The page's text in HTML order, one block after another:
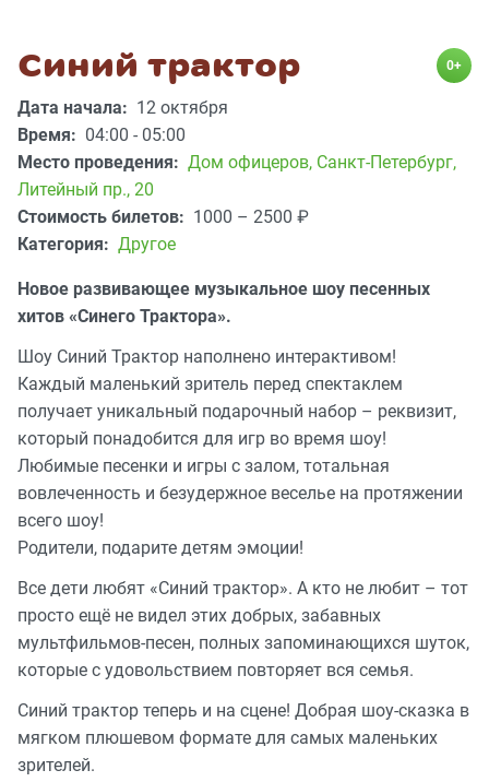
Cиний трактор 0+
Дата начала: 12 октября
Время: 04:00 - 05:00
Место проведения: Дом офицеров, Санкт-Петербург,
Литейный пр., 20
Стоимость билетов: 1000 – 2500 ₽
Категория: Другое
Новое развивающее музыкальное шоу песенных
хитов «Синего Трактора».
Шоу Синий Трактор наполнено интерактивом!
Каждый маленький зритель перед спектаклем
получает уникальный подарочный набор – реквизит,
который понадобится для игр во время шоу!
Любимые песенки и игры с залом, тотальная
вовлеченность и безудержное веселье на протяжении
всего шоу!
Родители, подарите детям эмоции!
Все дети любят «Синий трактор». А кто не любит – тот
просто ещё не видел этих добрых, забавных
мультфильмов-песен, полных запоминающихся шуток,
которые с удовольствием повторяет вся семья.
Синий трактор теперь и на сцене! Добрая шоу-сказка в
мягком плюшевом формате для самых маленьких
зрителей.